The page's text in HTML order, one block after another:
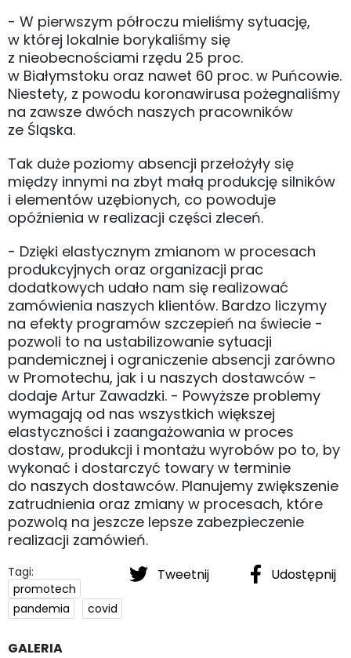
- W pierwszym półroczu mieliśmy sytuację,
w której lokalnie borykaliśmy się
z nieobecnościami rzędu 25 proc.
w Białymstoku oraz nawet 60 proc. w Puńcowie.
Niestety, z powodu koronawirusa pożegnaliśmy
na zawsze dwóch naszych pracowników
ze Śląska.
Tak duże poziomy absencji przełożyły się
między innymi na zbyt małą produkcję silników
i elementów uzębionych, co powoduje
opóźnienia w realizacji części zleceń.
- Dzięki elastycznym zmianom w procesach
produkcyjnych oraz organizacji prac
dodatkowych udało nam się realizować
zamówienia naszych klientów. Bardzo liczymy
na efekty programów szczepień na świecie -
pozwoli to na ustabilizowanie sytuacji
pandemicznej i ograniczenie absencji zarówno
w Promotechu, jak i u naszych dostawców -
dodaje Artur Zawadzki. - Powyższe problemy
wymagają od nas wszystkich większej
elastyczności i zaangażowania w proces
dostaw, produkcji i montażu wyrobów po to, by
wykonać i dostarczyć towary w terminie
do naszych dostawców. Planujemy zwiększenie
zatrudnienia oraz zmiany w procesach, które
pozwolą na jeszcze lepsze zabezpieczenie
realizacji zamówień.
Tweetnij Udostępnij
Tagi:
promotech
pandemia
covid
GALERIA